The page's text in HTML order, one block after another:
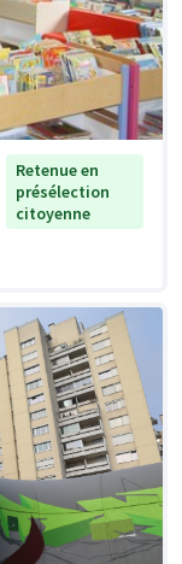
Retenue en
présélection
citoyenne